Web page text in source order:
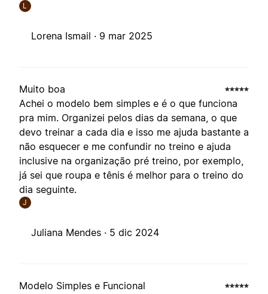
L
Lorena Ismail · 9 mar 2025
Muito boa
Achei o modelo bem simples e é o que funciona
pra mim. Organizei pelos dias da semana, o que
devo treinar a cada dia e isso me ajuda bastante a
não esquecer e me confundir no treino e ajuda
inclusive na organização pré treino, por exemplo,
já sei que roupa e tênis é melhor para o treino do
dia seguinte.
J
Juliana Mendes · 5 dic 2024
Modelo Simples e Funcional